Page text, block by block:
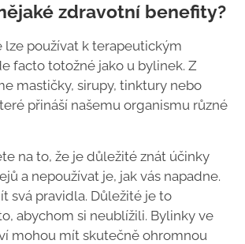
zdravotní benefity?
lze používat k terapeutickým
facto totožné jako u bylinek. Z
mastičky, sirupy, tinktury nebo
přináší našemu organismu různé
na to, že je důležité znát účinky
a nepoužívat je, jak vás napadne.
svá pravidla. Důležité je to
abychom si neublížili. Bylinky ve
mohou mít skutečně ohromnou